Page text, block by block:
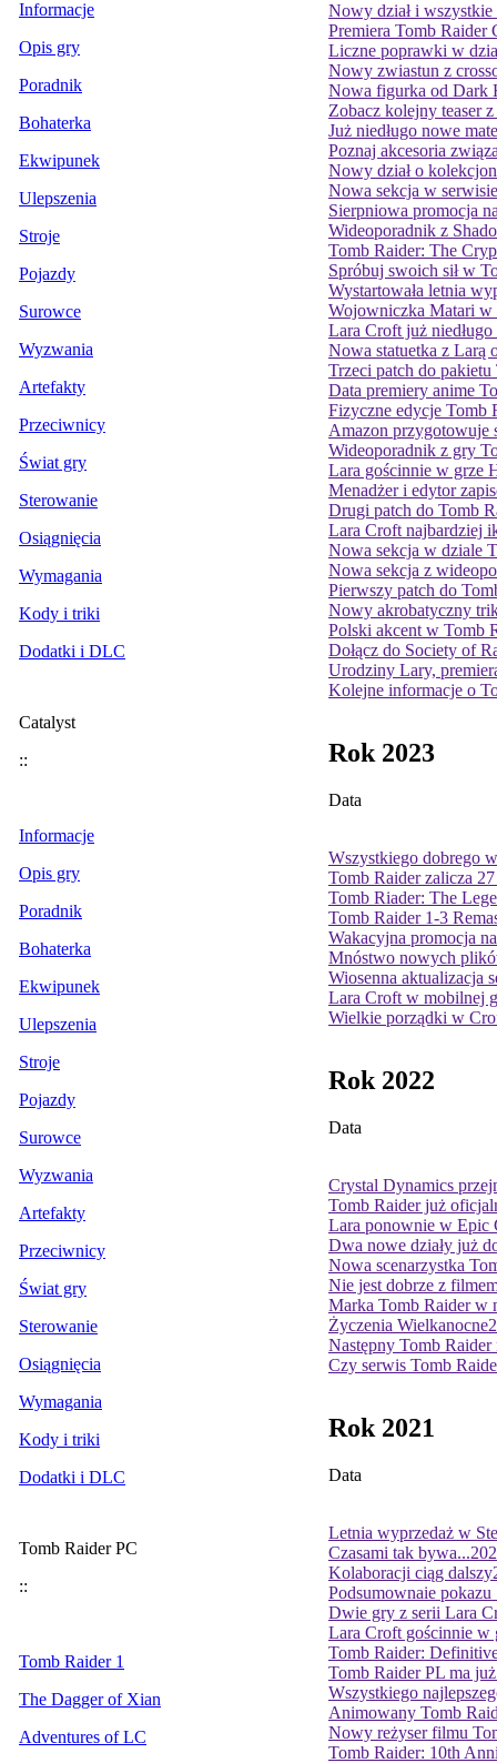
Informacje
Opis gry
Poradnik
Bohaterka
Ekwipunek
Ulepszenia
Stroje
Pojazdy
Surowce
Wyzwania
Artefakty
Przeciwnicy
Świat gry
Sterowanie
Osiągnięcia
Wymagania
Kody i triki
Dodatki i DLC
Catalyst
::
Informacje
Opis gry
Poradnik
Bohaterka
Ekwipunek
Ulepszenia
Stroje
Pojazdy
Surowce
Wyzwania
Artefakty
Przeciwnicy
Świat gry
Sterowanie
Osiągnięcia
Wymagania
Kody i triki
Dodatki i DLC
Tomb Raider PC
::
Tomb Raider 1
The Dagger of Xian
Adventures of LC
Nowy dział i
Premiera Tomb Raider
Liczne poprawki w
Nowy zwiastun z
Nowa figurka od Dark
Zobacz kolejny teaser
Już niedługo nowe
Poznaj akcesoria
Nowy dział o
Nowa sekcja w
Sierpniowa promocja
Wideoporadnik z
Tomb Raider: The
Spróbuj swoich sił w
Wystartowała letnia
Wojowniczka Matari
Lara Croft już
Nowa statuetka z Larą
Trzeci patch do
Data premiery anime
Fizyczne edycje Tomb
Amazon przygotowuje
Wideoporadnik z gry
Lara gościnnie w grze
Menadżer i edytor
Drugi patch do Tomb
Lara Croft najbardziej
Nowa sekcja w dziale
Nowa sekcja z
Pierwszy patch do
Nowy akrobatyczny
Polski akcent w Tomb
Dołącz do Society of
Urodziny Lary,
Kolejne informacje o
Rok 2023
Data
Wszystkiego dobrego
Tomb Raider zalicza
Tomb Riader: The
Tomb Raider 1-3
Wakacyjna promocja
Mnóstwo nowych
Wiosenna aktualizacja
Lara Croft w mobilnej
Wielkie porządki w
Rok 2022
Data
Crystal Dynamics
Tomb Raider już
Lara ponownie w Epic
Dwa nowe działy już
Nowa scenarzystka
Nie jest dobrze z
Marka Tomb Raider w
Życzenia Wielkanocne
Następny Tomb
Czy serwis Tomb
Rok 2021
Data
Letnia wyprzedaż w
Czasami tak bywa...
Kolaboracji ciąg dalszy
Podsumownaie pokazu
Dwie gry z serii Lara
Lara Croft gościnnie w
Tomb Raider:
Tomb Raider PL ma
Wszystkiego
Animowany Tomb
Nowy reżyser filmu
Tomb Raider: 10th